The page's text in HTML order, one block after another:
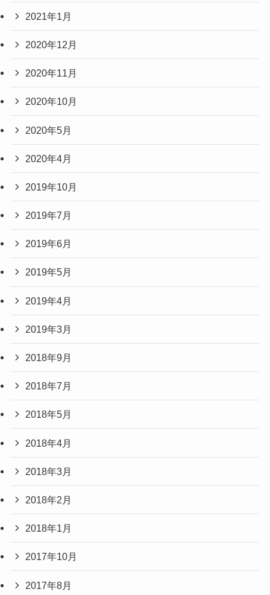
2021年1月
2020年12月
2020年11月
2020年10月
2020年5月
2020年4月
2019年10月
2019年7月
2019年6月
2019年5月
2019年4月
2019年3月
2018年9月
2018年7月
2018年5月
2018年4月
2018年3月
2018年2月
2018年1月
2017年10月
2017年8月